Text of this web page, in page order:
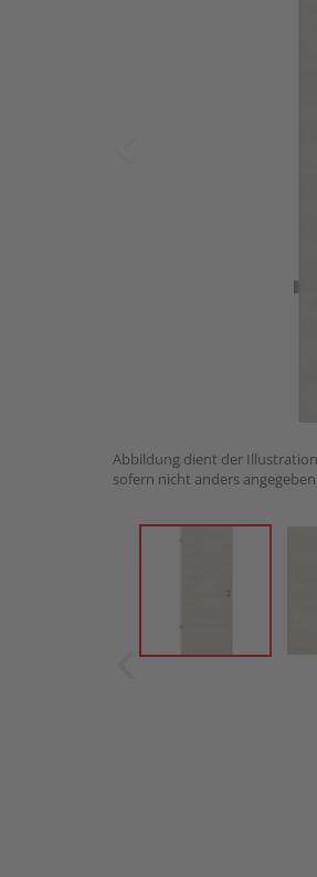
Abbildung dient der
sofern nicht anders angegeben.